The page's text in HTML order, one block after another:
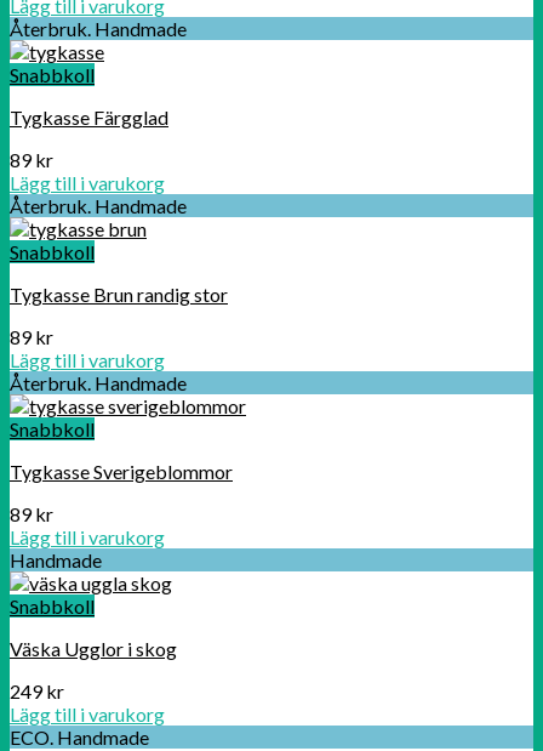
Lägg till i varukorg
Återbruk. Handmade
Snabbkoll
Tygkasse Färgglad
89kr
Lägg till i varukorg
Återbruk. Handmade
Snabbkoll
Tygkasse Brun randig stor
89kr
Lägg till i varukorg
Återbruk. Handmade
Snabbkoll
Tygkasse Sverigeblommor
89kr
Lägg till i varukorg
Handmade
Snabbkoll
Väska Ugglor i skog
249kr
Lägg till i varukorg
ECO. Handmade